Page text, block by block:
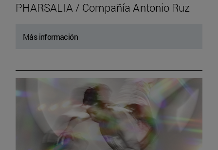
PHARSALIA / Compañía Antonio Ruz
Más información